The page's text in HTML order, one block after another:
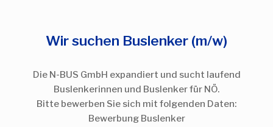
Wir suchen Buslenker (m/w)
Die N-BUS GmbH expandiert und sucht laufend
Buslenkerinnen und Buslenker für NÖ.
Bitte bewerben Sie sich mit folgenden Daten:
Bewerbung Buslenker